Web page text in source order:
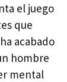
el juego
que
acabado
hombre
mental